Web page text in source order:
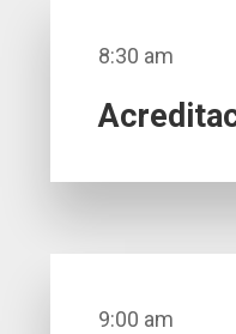
8:30 am
9:00 am